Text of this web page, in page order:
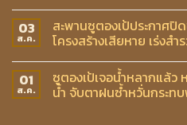
03
ส.ค.
สะพานซูตองเป้ประกาศปิ
โครงสร้างเสียหาย เร่งส
01
ส.ค.
ซูตองเป้เจอน้ำหลากแล้ว
น้ำ จับตาฝนซ้ำหวั่นกระท